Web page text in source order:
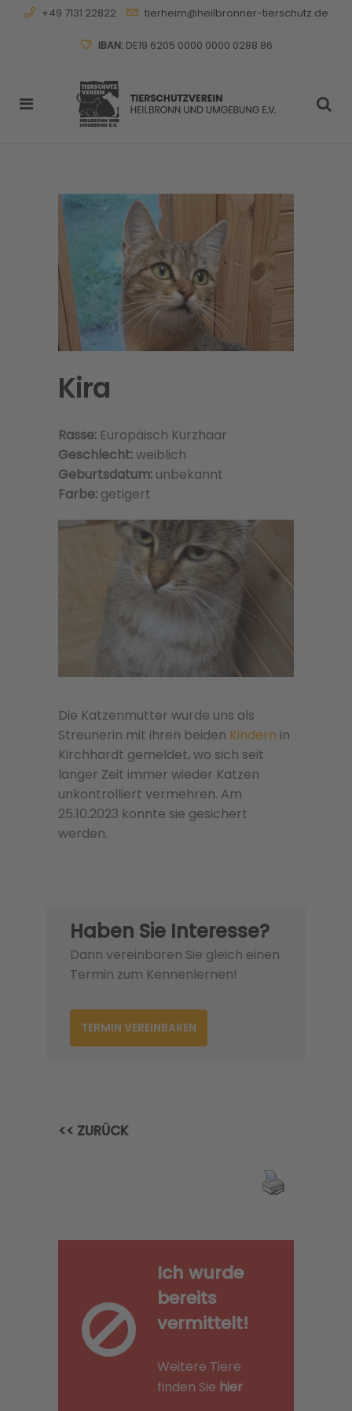
+49 7131 22822 tierheim@heilbronner-tierschutz.de
IBAN:DE19 6205 0000 0000 0288 86
Kira
Rasse: Europäisch Kurzhaar
Geschlecht:weiblich
Geburtsdatum: unbekannt
Farbe: getigert
Die Katzenmutter wurde uns als
Streunerin mit ihren beiden Kindern in
Kirchhardt gemeldet, wo sich seit
langer Zeit immer wieder Katzen
unkontrolliert vermehren. Am
25.10.2023 konnte sie gesichert
werden.
Haben Sie Interesse?
Dann vereinbaren Sie gleich einen
Termin zum Kennenlernen!
TERMIN VEREINBAREN
<< ZURÜCK
Ich wurde
bereits
vermittelt!
Weitere Tiere
finden Sie hier